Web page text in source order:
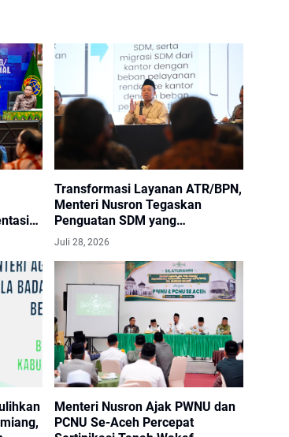
Transformasi Layanan ATR/BPN,
Menteri Nusron Tegaskan
Penguatan SDM yang
Berorientasi Pelayanan
Juli 28, 2026
Menteri Nusron Ajak PWNU dan
PCNU Se-Aceh Percepat